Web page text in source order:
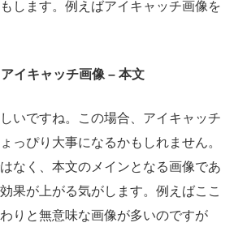
します。例えばアイキャッチ画像を
イキャッチ画像 – 本文
いですね。この場合、アイキャッチ
っぴり大事になるかもしれません。
なく、本文のメインとなる画像であ
果が上がる気がします。例えばここ
りと無意味な画像が多いのですが